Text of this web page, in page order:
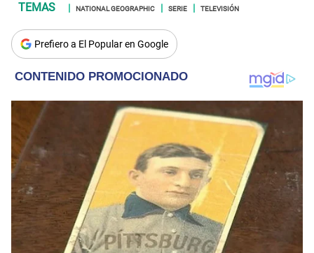
NATIONAL GEOGRAPHIC SERIE TELEVISIÓN
Prefiero a El Popular en Google